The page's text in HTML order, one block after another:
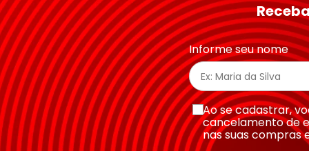
Tamanho da Ponte
Informe seu nome
Ao se cadastrar,
cancelamento de
nas suas compras